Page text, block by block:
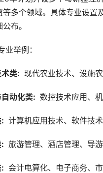
等多个领域。具体专业设置
布。
业举例：
类:
现代农业技术、设施
动化类:
数控技术应用、
计算机应用技术、软件技
旅游管理、酒店管理、导游
会计电算化、电子商务、市